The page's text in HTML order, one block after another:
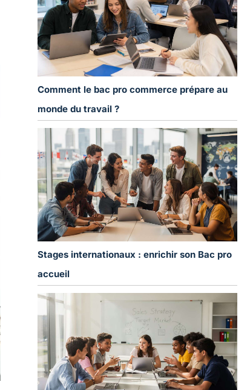
Comment le bac pro commerce prépare au
monde du travail ?
Stages internationaux : enrichir son Bac pro
accueil